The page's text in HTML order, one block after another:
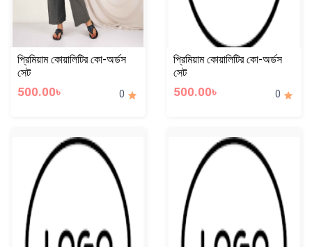
প্রিমিয়াম কোয়ালিটির কো-অর্ডস
সেট
500.00৳ 0
প্রিমিয়াম কোয়ালিটির কো-অর্ডস
সেট
500.00৳ 0